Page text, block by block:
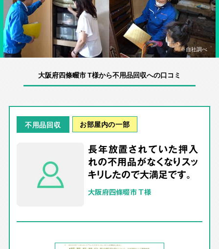
※自社調べ
大阪府四條畷市 T様から不用品回収への口コミ
不用品回収 お部屋内の一部
長年放置されていた押入
れの不用品がなくなりスッ
キリしたので大満足です。
大阪府四條畷市 T様